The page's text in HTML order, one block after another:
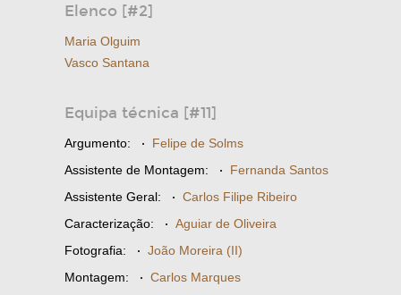
Elenco [#2]
Maria Olguim
Vasco Santana
Equipa técnica [#11]
Argumento: · Felipe de Solms
Assistente de Montagem: · Fernanda Santos
Assistente Geral: · Carlos Filipe Ribeiro
Caracterização: · Aguiar de Oliveira
Fotografia: · João Moreira (II)
Montagem: · Carlos Marques